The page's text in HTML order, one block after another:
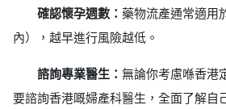
確認懷孕週數： 藥物流產通常適用
內），越早進行風險越低。
諮詢專業醫生： 無論你考慮喺香港
要諮詢香港嘅婦產科醫生，全面了解自